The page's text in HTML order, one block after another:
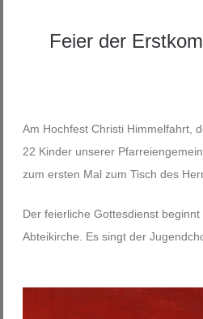
Feier der
Am Hochfest Christi Himmelfahrt,
22 Kinder unserer
zum ersten Mal zum Tisch des
Der feierliche Gottesdienst
Abteikirche. Es singt der